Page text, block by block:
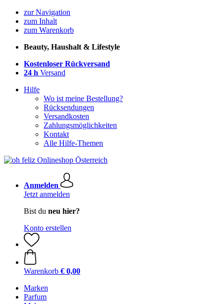
zur Navigation
zum Inhalt
zum Warenkorb
Beauty, Haushalt & Lifestyle
Kostenloser Rückversand
24 h Versand
Hilfe
Wo ist meine Bestellung?
Rücksendungen
Versandkosten
Zahlungsmöglichkeiten
Kontakt
Alle Hilfe-Themen
Anmelden
Jetzt anmelden
Bist du neu hier?
Konto erstellen
Warenkorb € 0,00
Marken
Parfum